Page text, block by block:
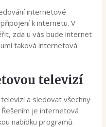
internetové
k internetu. V
zda u vás bude internet
taková internetová
televizí
a sledovat všechny
je internetová
nabídku programů.